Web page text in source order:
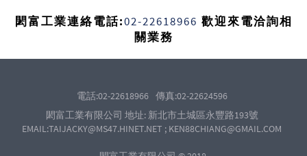
閎富工業連絡電話:02-22618966 歡迎來電洽詢相
關業務
電話:02-22618966 傳真:02-22624596
閎富工業有限公司 地址: 新北市土城區永豐路193號
EMAIL:TAIJACKY@MS47.HINET.NET ; KEN88CHIANG@GMAIL.COM